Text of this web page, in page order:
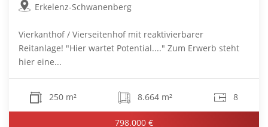
Erkelenz-Schwanenberg
Vierkanthof / Vierseitenhof mit reaktivierbarer
Reitanlage! "Hier wartet Potential...." Zum Erwerb steht
hier eine...
250 m² 8.664 m² 8
798.000 €